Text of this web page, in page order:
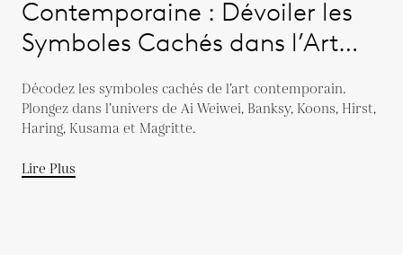
Contemporaine : Dévoiler les
Symboles Cachés dans l’Art
Décodez les symboles cachés de l’art contemporain.
Plongez dans l’univers de Ai Weiwei, Banksy, Koons, Hirst,
Haring, Kusama et Magritte.
Lire Plus